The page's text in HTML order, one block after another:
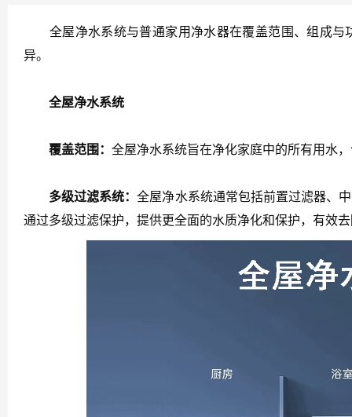
全屋净水系统与普通家用净水器在覆盖范围、组成与
异。
全屋净水系统
覆盖范围： 全屋净水系统旨在净化家庭中的所有用水
多级过滤系统：全屋净水系统通常包括前置过滤器、
通过多级过滤保护，提供更全面的水质净化和保护，有效